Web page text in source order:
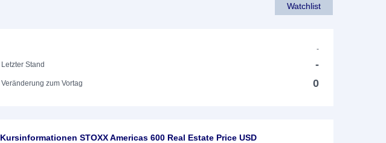
Watchlist
-
Letzter Stand
-
Veränderung zum Vortag 0
Kursinformationen STOXX Americas 600 Real Estate Price USD